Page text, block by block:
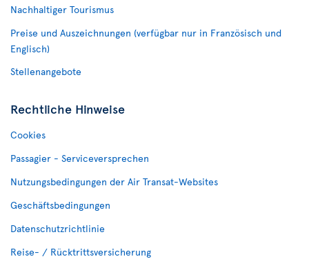
Nachhaltiger Tourismus
Preise und Auszeichnungen (verfügbar nur in Französisch und
Englisch)
Stellenangebote
Rechtliche Hinweise
Cookies
Passagier - Serviceversprechen
Nutzungsbedingungen der Air Transat-Websites
Geschäftsbedingungen
Datenschutzrichtlinie
Reise- / Rücktrittsversicherung